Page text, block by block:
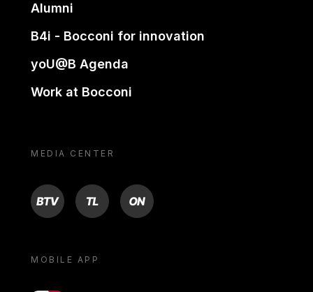
Alumni
B4i - Bocconi for innovation
yoU@B Agenda
Work at Bocconi
MEDIA CENTER
BTV TL ON
MOBILE APP